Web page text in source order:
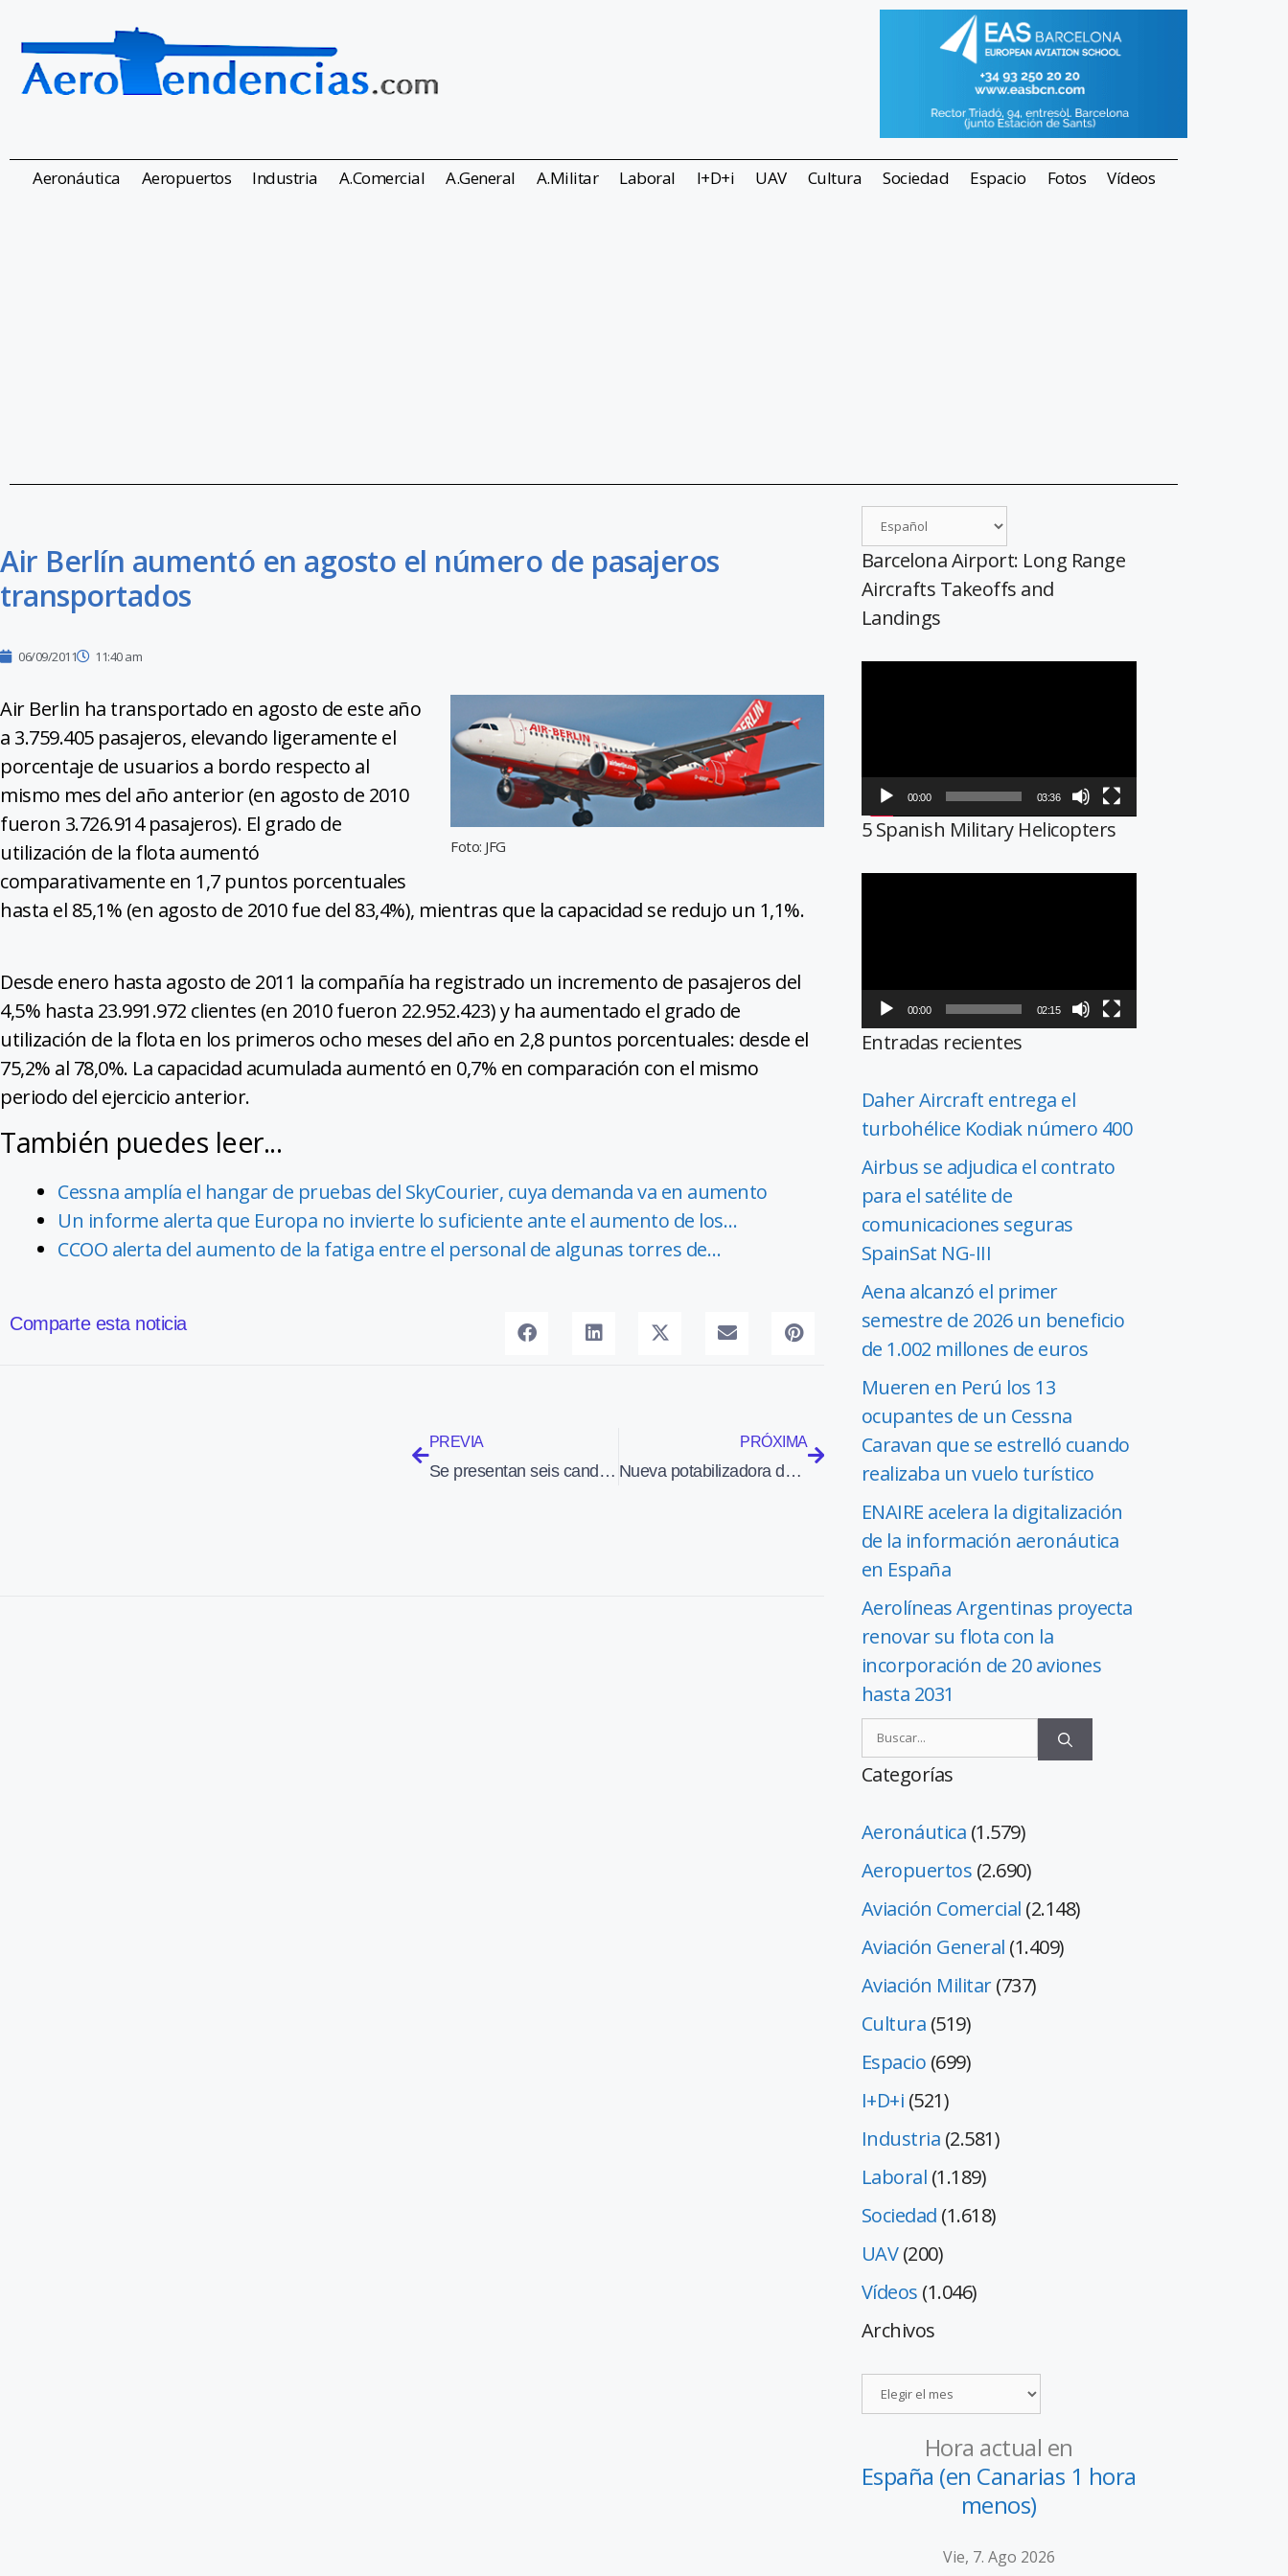
Aeronáutica Aeropuertos Industria A.Comercial A.General A.Militar Laboral I+D+i UAV Cultura Sociedad Espacio Fotos Vídeos
Air Berlín aumentó en agosto el número de pasajeros
transportados
06/09/2011 11:40 am
Foto: JFG
Air Berlin ha transportado en agosto de este año
a 3.759.405 pasajeros, elevando ligeramente el
porcentaje de usuarios a bordo respecto al
mismo mes del año anterior (en agosto de 2010
fueron 3.726.914 pasajeros). El grado de
utilización de la flota aumentó
comparativamente en 1,7 puntos porcentuales
hasta el 85,1% (en agosto de 2010 fue del 83,4%), mientras que la capacidad se redujo un 1,1%.
Desde enero hasta agosto de 2011 la compañía ha registrado un incremento de pasajeros del
4,5% hasta 23.991.972 clientes (en 2010 fueron 22.952.423) y ha aumentado el grado de
utilización de la flota en los primeros ocho meses del año en 2,8 puntos porcentuales: desde el
75,2% al 78,0%. La capacidad acumulada aumentó en 0,7% en comparación con el mismo
periodo del ejercicio anterior.
También puedes leer...
Cessna amplía el hangar de pruebas del SkyCourier, cuya demanda va en aumento
Un informe alerta que Europa no invierte lo suficiente ante el aumento de los…
CCOO alerta del aumento de la fatiga entre el personal de algunas torres de…
Comparte esta noticia
PREVIA
Se presentan seis candidaturas para gestionar Madrid-Barajas y otras seis para Barcelona-El Prat
PRÓXIMA
Nueva potabilizadora de agua en el Aeropuerto de Melilla
Barcelona Airport: Long Range
Aircrafts Takeoffs and
Landings
00:00 03:36
5 Spanish Military Helicopters
00:00 02:15
Entradas recientes
Daher Aircraft entrega el
turbohélice Kodiak número 400
Airbus se adjudica el contrato
para el satélite de
comunicaciones seguras
SpainSat NG-III
Aena alcanzó el primer
semestre de 2026 un beneficio
de 1.002 millones de euros
Mueren en Perú los 13
ocupantes de un Cessna
Caravan que se estrelló cuando
realizaba un vuelo turístico
ENAIRE acelera la digitalización
de la información aeronáutica
en España
Aerolíneas Argentinas proyecta
renovar su flota con la
incorporación de 20 aviones
hasta 2031
Categorías
Aeronáutica (1.579)
Aeropuertos (2.690)
Aviación Comercial (2.148)
Aviación General (1.409)
Aviación Militar(737)
Cultura (519)
Espacio (699)
I+D+i (521)
Industria (2.581)
Laboral (1.189)
Sociedad (1.618)
UAV(200)
Vídeos (1.046)
Archivos
Hora actual en
España (en Canarias 1 hora
menos)